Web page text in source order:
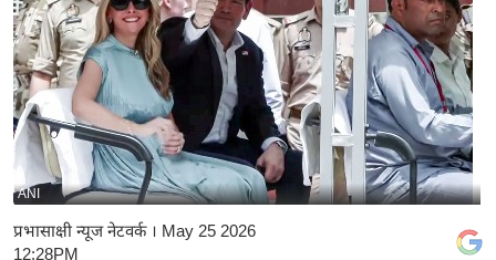
य
अं
त
र्रा
ष्ट्री
य
बि
ज़
ने
ANI
प्रभासाक्षी न्यूज नेटवर्क। May 25 2026
12:28PM